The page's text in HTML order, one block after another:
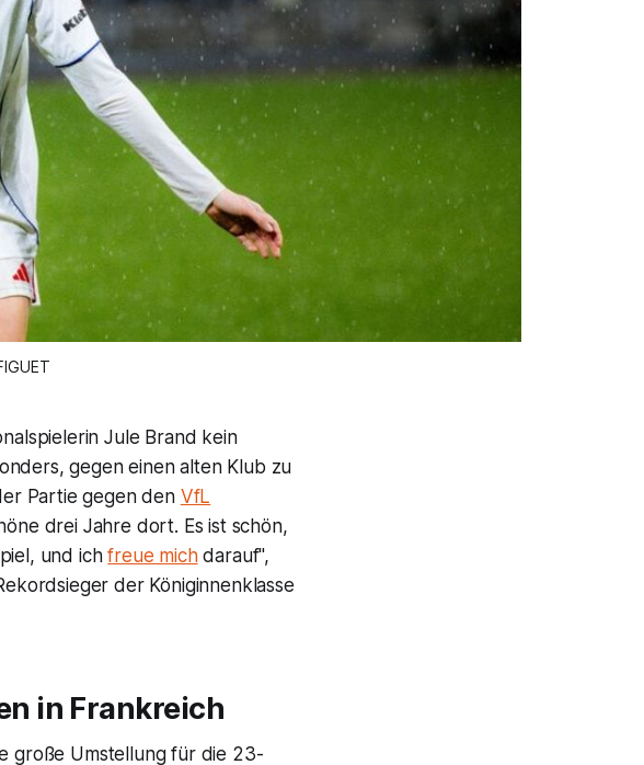
Jule Brand kein
gegen einen alten Klub zu
Partie gegen den VfL
drei Jahre dort. Es ist schön,
und ichfreue michdarauf",
der Königinnenklasse
in Frankreich
große Umstellung für die 23-